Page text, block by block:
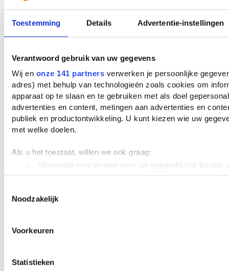
Toestemming Details Advertentie-instellingen
Verantwoord gebruik van uw gegevens
Wij en onze 141 partners verwerken je persoonlijke
adres) met behulp van technologieën zoals cookies om
apparaat op te slaan en te gebruiken met als doel
advertenties en content, metingen aan advertenties en
publiek en productontwikkeling. U kunt kiezen wie uw
met welke doelen.
Als u het toestaat, willen we ook graag:
Informatie verzamelen over uw geografische locatie,
eigenschappen (fingerprinting)
wijzigen of intrekken in de Cookieverklaring.
functies voor social media te bieden en om ons
Noodzakelijk
Voorkeuren
Statistieken
Zijn moeder wil hem niet meer
Controleren
Help je medescholieren!
Bewaar of download dit